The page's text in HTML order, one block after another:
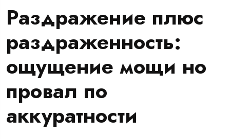
Раздражение плюс
раздраженность:
ощущение мощи но
провал по
аккуратности